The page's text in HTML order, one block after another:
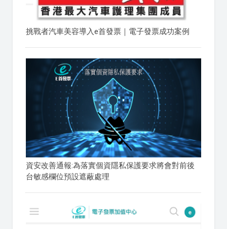
挑戰者汽車美容導入e首發票｜電子發票成功案例
資安改善通報:為落實個資隱私保護要求將會對前後
台敏感欄位預設遮蔽處理